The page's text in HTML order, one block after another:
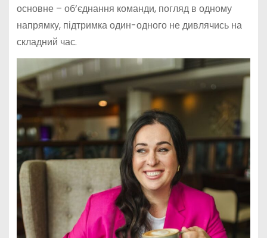
основне – об’єднання команди, погляд в одному
напрямку, підтримка один-одного не дивлячись на
складний час.